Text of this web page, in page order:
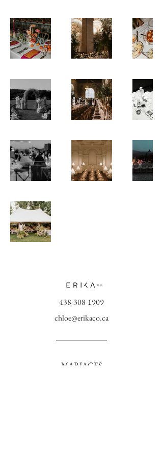
438-308-1909
chloe@erikaco.ca
MARIAGES